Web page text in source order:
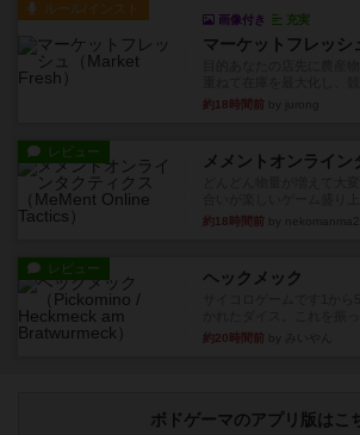
ルール/インスト
画像付き 充実
マーケットフレッシ
約18時間前
レビュー メメントオンライン
約18時間前
レビュー ヘックメック
約20時間前
ボドゲーマのアプリ版はこ